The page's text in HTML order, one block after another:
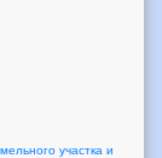
участка и